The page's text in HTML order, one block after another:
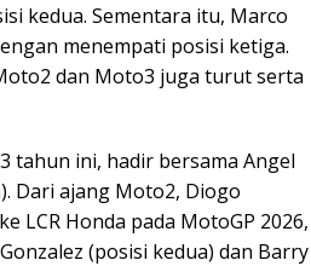
kedua. Sementara itu, Marco
menempati posisi ketiga.
dan Moto3 juga turut serta
tahun ini, hadir bersama Angel
Dari ajang Moto2, Diogo
LCR Honda pada MotoGP 2026,
(posisi kedua) dan Barry